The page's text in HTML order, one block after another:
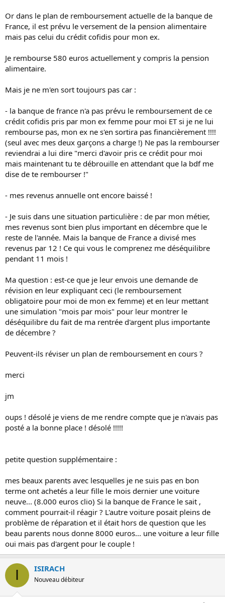
Or dans le plan de remboursement actuelle de la banque de
France, il est prévu le versement de la pension alimentaire
mais pas celui du crédit cofidis pour mon ex.
Je rembourse 580 euros actuellement y compris la pension
alimentaire.
Mais je ne m'en sort toujours pas car :
- la banque de france n'a pas prévu le remboursement de ce
crédit cofidis pris par mon ex femme pour moi ET si je ne lui
rembourse pas, mon ex ne s'en sortira pas financièrement !!!!
(seul avec mes deux garçons a charge !) Ne pas la rembourser
reviendrai a lui dire "merci d'avoir pris ce crédit pour moi
mais maintenant tu te débrouille en attendant que la bdf me
dise de te rembourser !"
- mes revenus annuelle ont encore baissé !
- Je suis dans une situation particulière : de par mon métier,
mes revenus sont bien plus important en décembre que le
reste de l'année. Mais la banque de France a divisé mes
revenus par 12 ! Ce qui vous le comprenez me déséquilibre
pendant 11 mois !
Ma question : est-ce que je leur envois une demande de
révision en leur expliquant ceci (le remboursement
obligatoire pour moi de mon ex femme) et en leur mettant
une simulation "mois par mois" pour leur montrer le
déséquilibre du fait de ma rentrée d'argent plus importante
de décembre ?
Peuvent-ils réviser un plan de remboursement en cours ?
merci
jm
oups ! désolé je viens de me rendre compte que je n'avais pas
posté a la bonne place ! désolé !!!!!
petite question supplémentaire :
mes beaux parents avec lesquelles je ne suis pas en bon
terme ont achetés a leur fille le mois dernier une voiture
neuve... (8.000 euros clio) Si la banque de France le sait ,
comment pourrait-il réagir ? L'autre voiture posait pleins de
problème de réparation et il était hors de question que les
beau parents nous donne 8000 euros... une voiture a leur fille
oui mais pas d'argent pour le couple !
I ISIRACH
Nouveau débiteur